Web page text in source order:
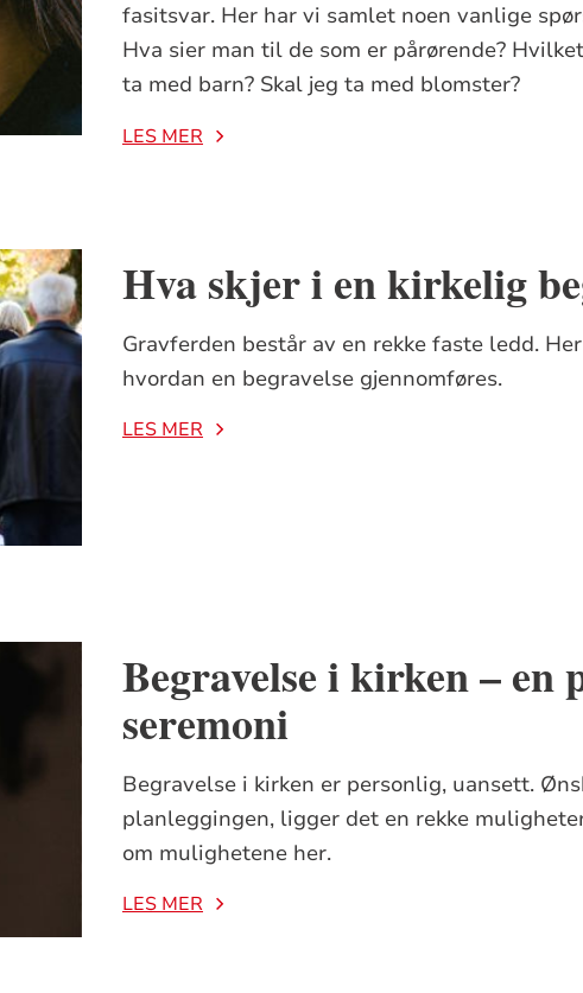
fasitsvar. Her har vi samlet noen vanlige
Hva sier man til de som er pårørende?
ta med barn? Skal jeg ta med blomster?
LES MER
Hva skjer i en kirkelig
Gravferden består av en rekke faste ledd.
hvordan en begravelse gjennomføres.
LES MER
Begravelse i kirken – en
seremoni
Begravelse i kirken er personlig, uansett.
planleggingen, ligger det en rekke
om mulighetene her.
LES MER